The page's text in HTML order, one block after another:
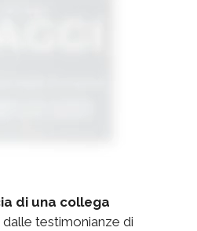
di una collega
testimonianze di